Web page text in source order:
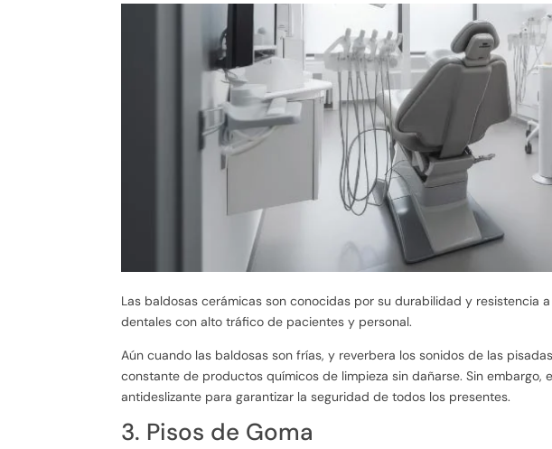
Las baldosas cerámicas son conocidas por su durabilidad y resistencia
dentales con alto tráfico de pacientes y personal.
Aún cuando las baldosas son frías, y reverbera los sonidos de las
constante de productos químicos de limpieza sin dañarse. Sin
antideslizante para garantizar la seguridad de todos los presentes.
3. Pisos de Goma